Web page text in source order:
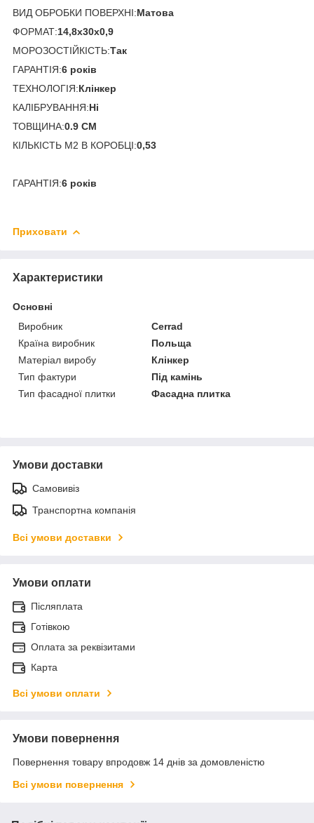
ВИД ОБРОБКИ ПОВЕРХНІ:Матова
ФОРМАТ:14,8x30x0,9
МОРОЗОСТІЙКІСТЬ:Так
ГАРАНТІЯ:6 років
ТЕХНОЛОГІЯ:Клінкер
КАЛІБРУВАННЯ:Ні
ТОВЩИНА:0.9 CM
КІЛЬКІСТЬ М2 В КОРОБЦІ:0,53
ГАРАНТІЯ:6 років
Приховати
Характеристики
Основні
Виробник
Cerrad
Країна виробник
Польща
Матеріал виробу
Клінкер
Тип фактури
Під камінь
Тип фасадної плитки
Фасадна плитка
Умови доставки
Самовивіз
Транспортна компанія
Всі умови доставки
Умови оплати
Післяплата
Готівкою
Оплата за реквізитами
Карта
Всі умови оплати
Умови повернення
Повернення товару впродовж 14 днів за домовленістю
Всі умови повернення